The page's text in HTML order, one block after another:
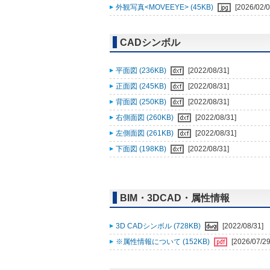
外観写真<MOVEEYE> (45KB)
[2026/02/
CADシンボル
平面図 (236KB)
[2022/08/31]
正面図 (245KB)
[2022/08/31]
背面図 (250KB)
[2022/08/31]
右側面図 (260KB)
[2022/08/31]
左側面図 (261KB)
[2022/08/31]
下面図 (198KB)
[2022/08/31]
BIM・3DCAD・属性情報
3D CADシンボル (728KB)
[2022/08/31]
※属性情報について (152KB)
[2026/07/